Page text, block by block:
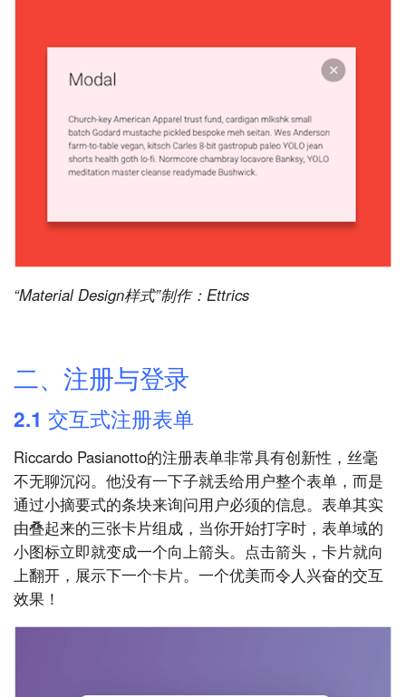
“Material Design样式”制作：Ettrics
二、注册与登录
2.1 交互式注册表单
Riccardo Pasianotto的注册表单非常具有创新性，丝毫
不无聊沉闷。他没有一下子就丢给用户整个表单，而是
通过小摘要式的条块来询问用户必须的信息。表单其实
由叠起来的三张卡片组成，当你开始打字时，表单域的
小图标立即就变成一个向上箭头。点击箭头，卡片就向
上翻开，展示下一个卡片。一个优美而令人兴奋的交互
效果！